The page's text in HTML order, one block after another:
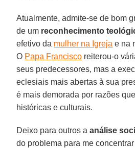
Atualmente, admite-se de bom
de um reconhecimento
efetivo da mulher na Igreja e na
O Papa Francisco reiterou-o
seus predecessores, mas a
eclesiais mais abertas à sua
é mais demorada por razões
históricas e culturais.
Deixo para outros aanálise
do problema para me